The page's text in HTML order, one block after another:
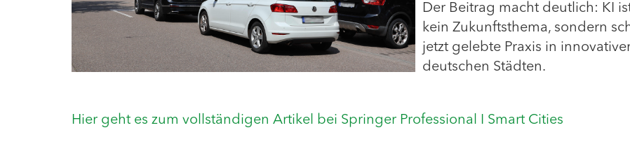
Der Beitrag macht deutlich: KI
kein Zukunftsthema, sondern
jetzt gelebte Praxis in
deutschen Städten.
Hier geht es zum vollständigen Artikel bei Springer Professional I Smart Cities